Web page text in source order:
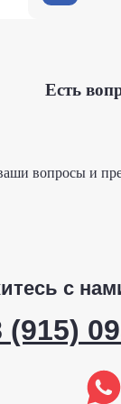
Есть
вопросы и
с
(915)